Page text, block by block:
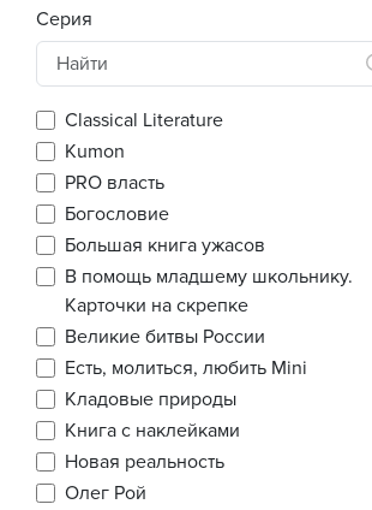
Серия
Classical Literature
Kumon
PRO власть
Богословие
Большая книга ужасов
В помощь младшему школьнику.
Карточки на скрепке
Великие битвы России
Есть, молиться, любить Mini
Кладовые природы
Книга с наклейками
Новая реальность
Олег Рой